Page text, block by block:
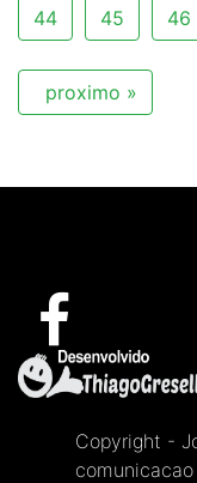
44 45 46
proximo »
Copyright -